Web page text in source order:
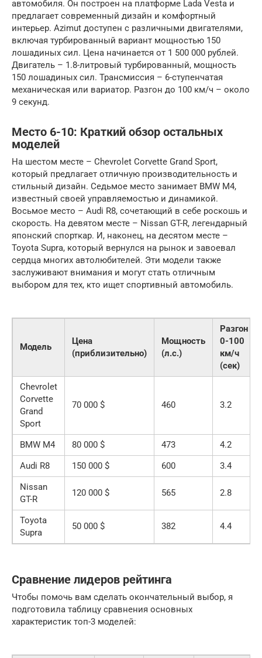
автомобиля. Он построен на платформе Lada Vesta и
предлагает современный дизайн и комфортный
интерьер. Azimut доступен с различными двигателями,
включая турбированный вариант мощностью 150
лошадиных сил. Цена начинается от 1 500 000 рублей.
Двигатель – 1.8-литровый турбированный, мощность
150 лошадиных сил. Трансмиссия – 6-ступенчатая
механическая или вариатор. Разгон до 100 км/ч – около
9 секунд.
Место 6-10: Краткий обзор остальных
моделей
На шестом месте – Chevrolet Corvette Grand Sport,
который предлагает отличную производительность и
стильный дизайн. Седьмое место занимает BMW M4,
известный своей управляемостью и динамикой.
Восьмое место – Audi R8, сочетающий в себе роскошь и
скорость. На девятом месте – Nissan GT-R, легендарный
японский спорткар. И, наконец, на десятом месте –
Toyota Supra, который вернулся на рынок и завоевал
сердца многих автолюбителей. Эти модели также
заслуживают внимания и могут стать отличным
выбором для тех, кто ищет спортивный автомобиль.
Модель
Цена
(приблизительно)
Мощность
(л.с.)
Разгон
0-100
км/ч
(сек)
Chevrolet
Corvette
Grand
Sport
70 000 $ 460 3.2
BMW M4 80 000 $ 473
4.2
Audi R8
150 000 $ 600
3.4
Nissan
GT-R
120 000 $ 565 2.8
Toyota
Supra
50 000 $ 382 4.4
Сравнение лидеров рейтинга
Чтобы помочь вам сделать окончательный выбор, я
подготовила таблицу сравнения основных
характеристик топ-3 моделей: